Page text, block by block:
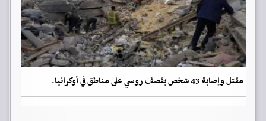
مقتل وإصابة 43 شخص بقصف روسي على مناطق في أوكرانيا.